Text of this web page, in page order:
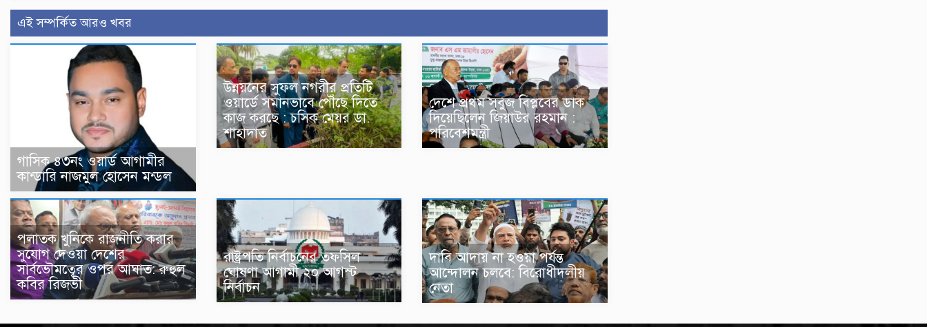
এই সম্পর্কিত আরও খবর
গাসিক ৪৩নং ওয়ার্ড আগামীর
কান্ডারি নাজমুল হোসেন মন্ডল
উন্নয়নের সুফল নগরীর প্রতিটি
ওয়ার্ডে সমানভাবে পৌঁছে দিতে
কাজ করছে : চসিক মেয়র ডা.
শাহাদাত
দেশে প্রথম সবুজ বিপ্লবের ডাক
দিয়েছিলেন জিয়াউর রহমান :
পরিবেশমন্ত্রী
পলাতক খুনিকে রাজনীতি করার
সুযোগ দেওয়া দেশের
সার্বভৌমত্বের ওপর আঘাত: রুহুল
কবির রিজভী
রাষ্ট্রপতি নির্বাচনের তফসিল
ঘোষণা আগামী ২০ আগস্ট
নির্বাচন
দাবি আদায় না হওয়া পর্যন্ত
আন্দোলন চলবে: বিরোধীদলীয়
নেতা